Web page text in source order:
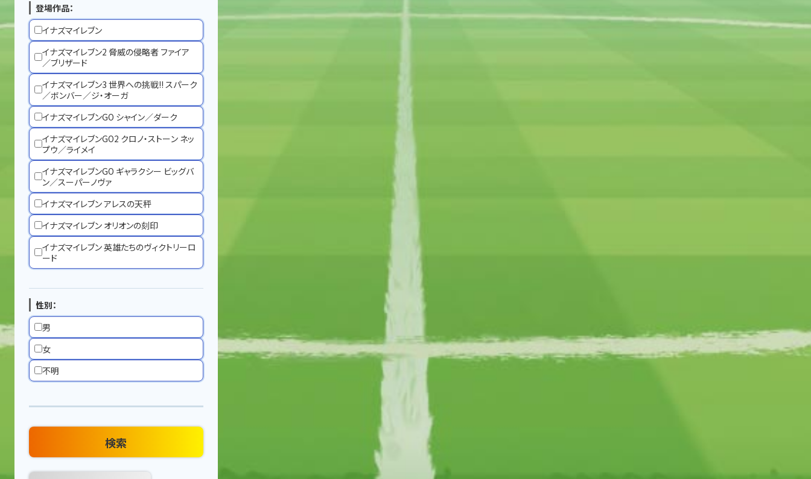
登場作品：
イナズマイレブン
イナズマイレブン2 脅威の侵略者 ファイア
／ブリザード
イナズマイレブン3 世界への挑戦!! スパーク
／ボンバー／ジ・オーガ
イナズマイレブンGO シャイン／ダーク
イナズマイレブンGO2 クロノ・ストーン ネッ
プウ／ライメイ
イナズマイレブンGO ギャラクシー ビッグバ
ン／スーパーノヴァ
イナズマイレブン アレスの天秤
イナズマイレブン オリオンの刻印
イナズマイレブン 英雄たちのヴィクトリーロ
ード
性別：
男
女
不明
検索